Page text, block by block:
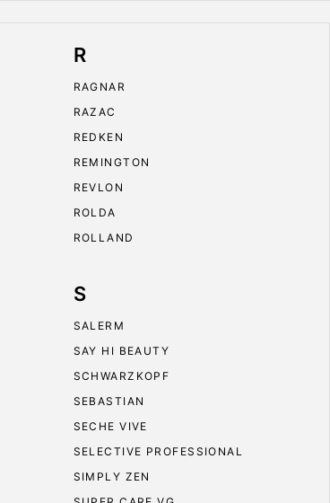
R
RAGNAR
RAZAC
REDKEN
REMINGTON
REVLON
ROLDA
ROLLAND
S
SALERM
SAY HI BEAUTY
SCHWARZKOPF
SEBASTIAN
SECHE VIVE
SELECTIVE PROFESSIONAL
SIMPLY ZEN